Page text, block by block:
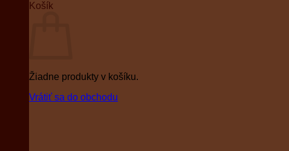
Košík
Žiadne produkty v košíku.
Vrátiť sa do obchodu